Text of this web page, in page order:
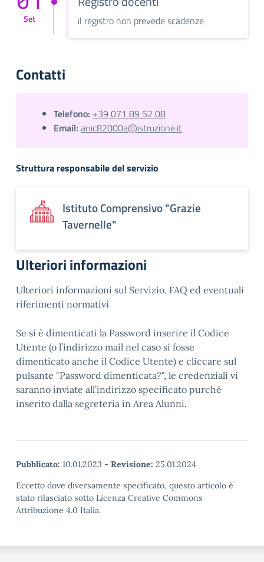
Set il registro non prevede scadenze
Contatti
Telefono: +39 071 89 52 08
Email: anic82000a@istruzione.it
Struttura responsabile del servizio
Istituto Comprensivo "Grazie
Tavernelle"
Ulteriori informazioni
Ulteriori informazioni sul Servizio, FAQ ed eventuali
riferimenti normativi
Se si è dimenticati la Password inserire il Codice
Utente (o l’indirizzo mail nel caso si fosse
dimenticato anche il Codice Utente) e cliccare sul
pulsante "Password dimenticata?", le credenziali vi
saranno inviate all’indirizzo specificato purché
inserito dalla segreteria in Area Alunni.
Pubblicato: 10.01.2023 - Revisione: 25.01.2024
Eccetto dove diversamente specificato, questo articolo è
stato rilasciato sotto Licenza Creative Commons
Attribuzione 4.0 Italia.